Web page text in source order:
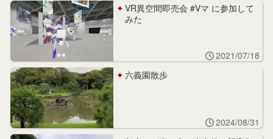
VR異空間即売会 #Vマ に参加して
みた
2021/07/18
六義園散歩
2024/08/31